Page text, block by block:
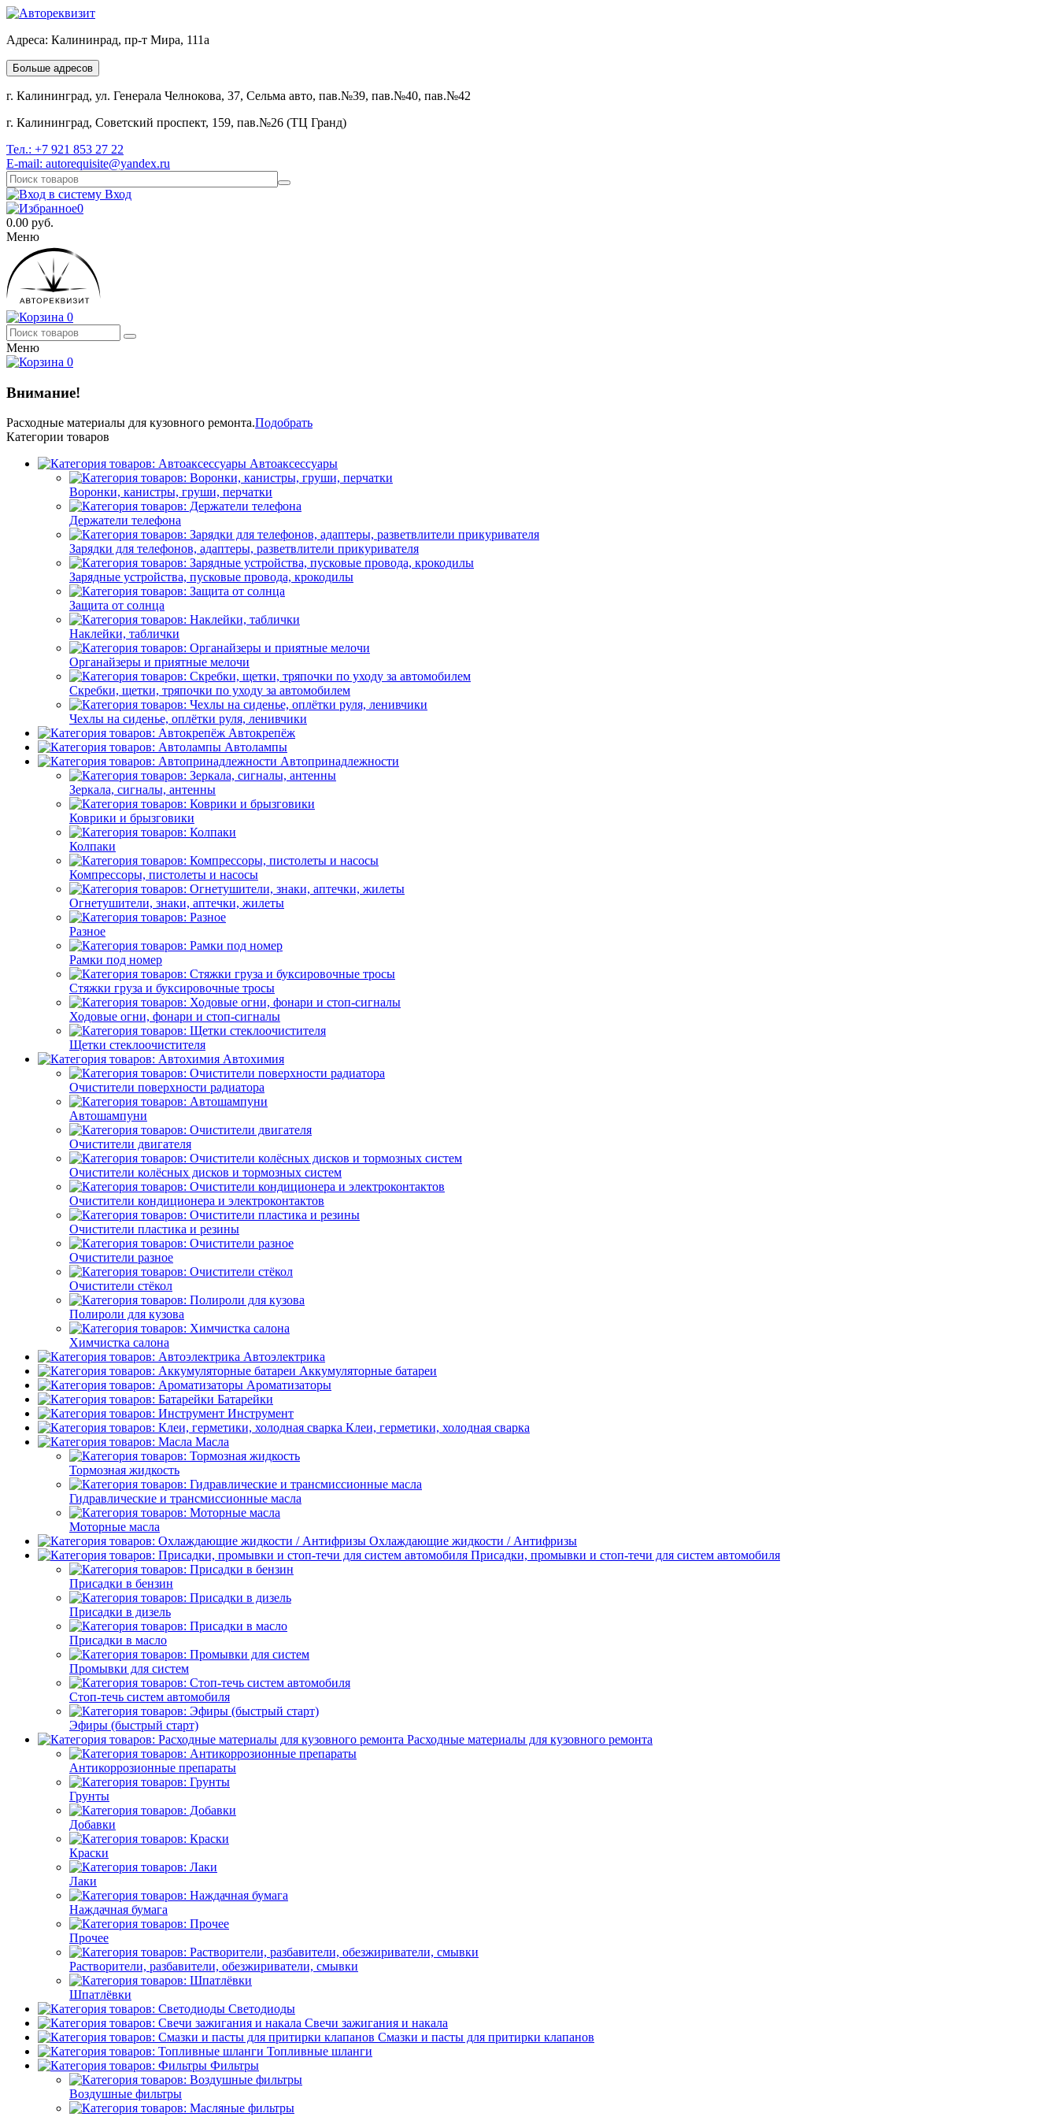
Адреса: Калининрад, пр-т Мира, 111а
Больше адресов
г. Калининград, ул. Генерала Челнокова, 37, Сельма авто, пав.№39, пав.№40, пав.№42
г. Калининград, Советский проспект, 159, пав.№26 (ТЦ Гранд)
Тел.: +7 921 853 27 22
E-mail: autorequisite@yandex.ru
Вход
0
0.00 руб.
Меню
0
Меню
0
Внимание!
Расходные материалы для кузовного ремонта.Подобрать
Категории товаров
Автоаксессуары
Воронки, канистры, груши, перчатки
Держатели телефона
Зарядки для телефонов, адаптеры, разветвлители прикуривателя
Зарядные устройства, пусковые провода, крокодилы
Защита от солнца
Наклейки, таблички
Органайзеры и приятные мелочи
Скребки, щетки, тряпочки по уходу за автомобилем
Чехлы на сиденье, оплётки руля, ленивчики
Автокрепёж
Автолампы
Автопринадлежности
Зеркала, сигналы, антенны
Коврики и брызговики
Колпаки
Компрессоры, пистолеты и насосы
Огнетушители, знаки, аптечки, жилеты
Разное
Рамки под номер
Стяжки груза и буксировочные тросы
Ходовые огни, фонари и стоп-сигналы
Щетки стеклоочистителя
Автохимия
Очистители поверхности радиатора
Автошампуни
Очистители двигателя
Очистители колёсных дисков и тормозных систем
Очистители кондиционера и электроконтактов
Очистители пластика и резины
Очистители разное
Очистители стёкол
Полироли для кузова
Химчистка салона
Автоэлектрика
Аккумуляторные батареи
Ароматизаторы
Батарейки
Инструмент
Клеи, герметики, холодная сварка
Масла
Тормозная жидкость
Гидравлические и трансмиссионные масла
Моторные масла
Охлаждающие жидкости / Антифризы
Присадки, промывки и стоп-течи для систем автомобиля
Присадки в бензин
Присадки в дизель
Присадки в масло
Промывки для систем
Стоп-течь систем автомобиля
Эфиры (быстрый старт)
Расходные материалы для кузовного ремонта
Антикоррозионные препараты
Грунты
Добавки
Краски
Лаки
Наждачная бумага
Прочее
Растворители, разбавители, обезжириватели, смывки
Шпатлёвки
Светодиоды
Свечи зажигания и накала
Смазки и пасты для притирки клапанов
Топливные шланги
Фильтры
Воздушные фильтры